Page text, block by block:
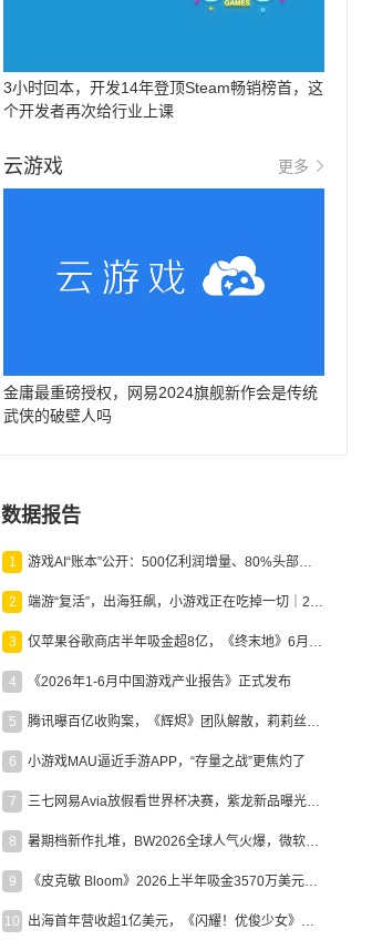
3小时回本，开发14年登顶Steam畅销榜首，这
个开发者再次给行业上课
云游戏 更多
金庸最重磅授权，网易2024旗舰新作会是传统
武侠的破壁人吗
数据报告
1 游戏AI“账本”公开：500亿利润增量、80%头部入局，谁在闷声发财？
2 端游“复活”，出海狂飙，小游戏正在吃掉一切｜2026上半年产业报告
3 仅苹果谷歌商店半年吸金超8亿，《终末地》6月份收入显著回暖
4 《2026年1-6月中国游戏产业报告》正式发布
5 腾讯曝百亿收购案，《辉烬》团队解散，莉莉丝新作曝光｜陀螺周报
6 小游戏MAU逼近手游APP，“存量之战”更焦灼了
7 三七网易Avia放假看世界杯决赛，紫龙新品曝光，米哈游新作上线 | 陀螺周报
8 暑期档新作扎堆，BW2026全球人气火爆，微软XBOX大裁员|陀螺周报
9 《皮克敏 Bloom》2026上半年吸金3570万美元，中国台湾成最大市场
10 出海首年营收超1亿美元，《闪耀！优俊少女》美国市场占比达七成